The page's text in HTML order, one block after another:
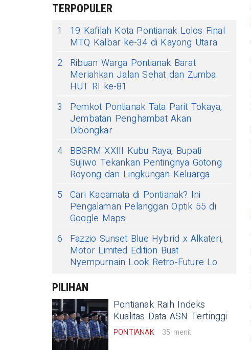
TERPOPULER
1
19 Kafilah Kota Pontianak Lolos Final
MTQ Kalbar ke-34 di Kayong Utara
2
Ribuan Warga Pontianak Barat
Meriahkan Jalan Sehat dan Zumba
HUT RI ke-81
3
Pemkot Pontianak Tata Parit Tokaya,
Jembatan Penghambat Akan
Dibongkar
4 BBGRM XXIII Kubu Raya, Bupati
Sujiwo Tekankan Pentingnya Gotong
Royong dari Lingkungan Keluarga
5 Cari Kacamata di Pontianak? Ini
Pengalaman Pelanggan Optik 55 di
Google Maps
6
Fazzio Sunset Blue Hybrid x Alkateri,
Motor Limited Edition Buat
Nyempurnain Look Retro-Future Lo
PILIHAN
Pontianak Raih Indeks
Kualitas Data ASN Tertinggi
PONTIANAK 35 menit